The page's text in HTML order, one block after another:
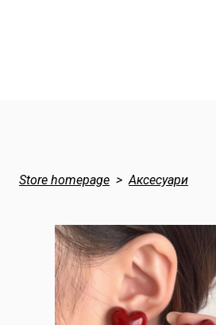
Store homepage Аксесуари